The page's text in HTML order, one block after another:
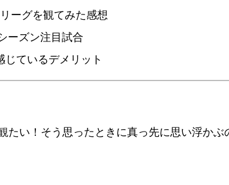
リーグを観てみた感想
ーズン注目試合
じているデメリット
たい！そう思ったときに真っ先に思い浮かぶ